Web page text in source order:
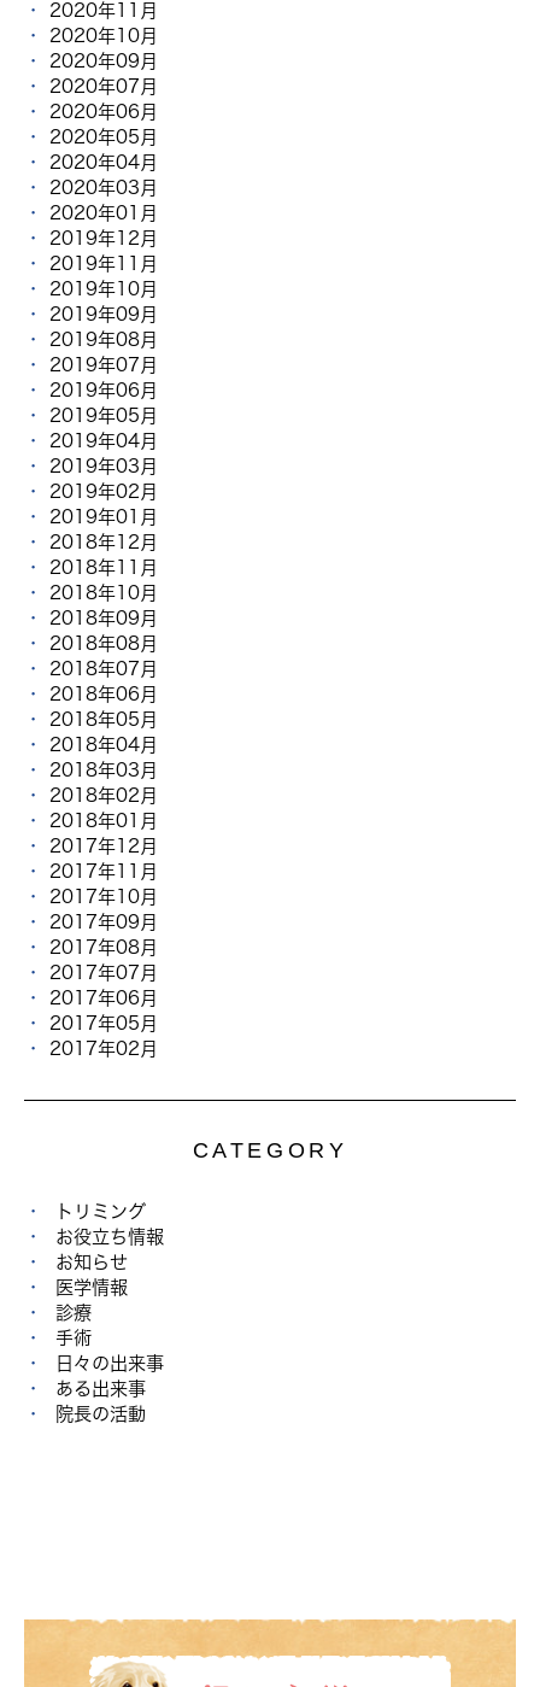
2020年11月
2020年10月
2020年09月
2020年07月
2020年06月
2020年05月
2020年04月
2020年03月
2020年01月
2019年12月
2019年11月
2019年10月
2019年09月
2019年08月
2019年07月
2019年06月
2019年05月
2019年04月
2019年03月
2019年02月
2019年01月
2018年12月
2018年11月
2018年10月
2018年09月
2018年08月
2018年07月
2018年06月
2018年05月
2018年04月
2018年03月
2018年02月
2018年01月
2017年12月
2017年11月
2017年10月
2017年09月
2017年08月
2017年07月
2017年06月
2017年05月
2017年02月
CATEGORY
トリミング
お役立ち情報
お知らせ
医学情報
診療
手術
日々の出来事
ある出来事
院長の活動